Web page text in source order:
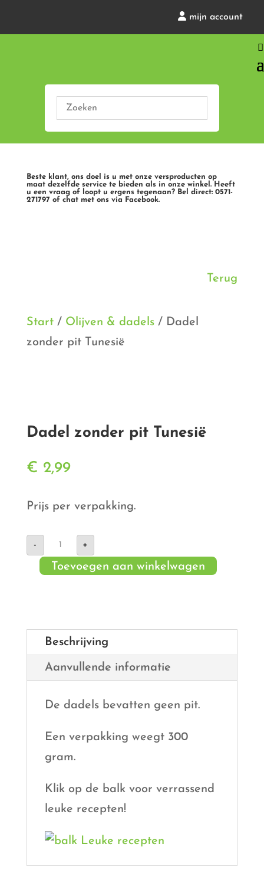
mijn account
Beste klant, ons doel is u met onze versproducten op
maat dezelfde service te bieden als in onze winkel. Heeft
u een vraag of loopt u ergens tegenaan? Bel direct: 0571-
271797 of chat met ons via Facebook.
Terug
Start/ Olijven & dadels/ Dadel
zonder pit Tunesië
Dadel zonder pit Tunesië
€ 2,99
Prijs per verpakking.
-
Dadel
zonder
pit
Tunesië
+
Toevoegen aan winkelwagen
Beschrijving
Aanvullende informatie
De dadels bevatten geen pit.
Een verpakking weegt 300
gram.
Klik op de balk voor verrassend
leuke recepten!